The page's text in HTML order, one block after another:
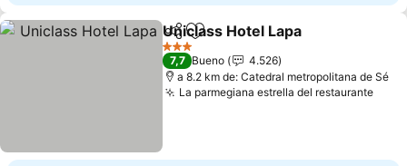
CompartirAgregar a favoritos
Uniclass Hotel Lapa
3 Estrellas
7,7 Bueno
4.526
a 8.2 km de: Catedral metropolitana de Sé
La parmegiana estrella del restaurante